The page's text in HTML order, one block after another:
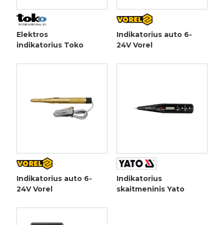
Elektros
indikatorius Toko
Indikatorius auto 6-
24V Vorel
Indikatorius auto 6-
24V Vorel
Indikatorius
skaitmeninis Yato